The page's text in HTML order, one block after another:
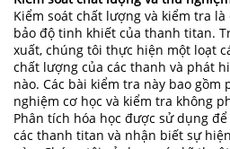
Kiểm soát chất lượng và kiểm tra
bảo độ tinh khiết của thanh titan.
xuất, chúng tôi thực hiện một loạt
chất lượng của các thanh và phát
nào. Các bài kiểm tra này bao gồm
nghiệm cơ học và kiểm tra không
Phân tích hóa học được sử dụng
các thanh titan và nhận biết sự